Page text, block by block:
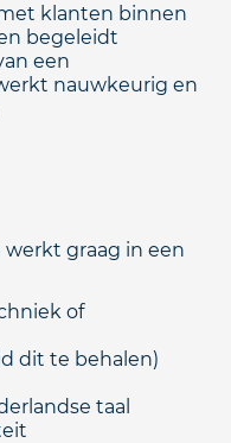
klanten binnen
begeleidt
een
nauwkeurig en
graag in een
of
dit te behalen)
taal